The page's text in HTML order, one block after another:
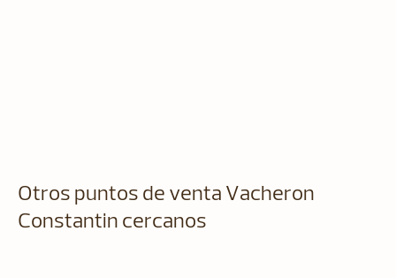
Otros puntos de venta Vacheron
Constantin cercanos